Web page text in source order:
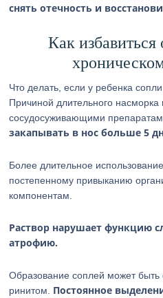
снять отечность и
Как
Что делать, если у ребенка
Причиной длительного
сосудосуживающими
закапывать в нос больше 5
Более длительное
постепенному привыканию
компонентам.
Раствор нарушает функцию
атрофию.
Образование соплей может быть
ринитом. Постоянное